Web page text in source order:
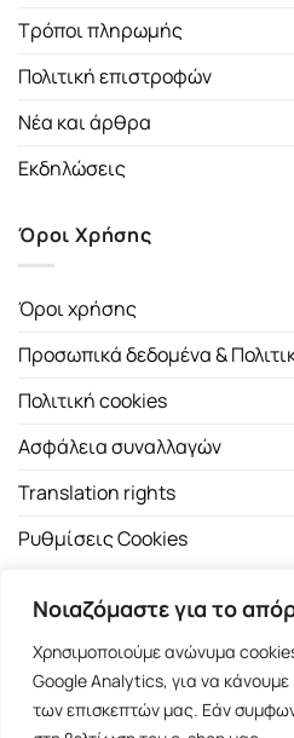
Νοιαζόμαστε για το
Χρησιμοποιούμε ανώνυμα
Google Analytics, για να κάνουμε
των επισκεπτών μας. Εάν
Τρόποι πληρωμής
Πολιτική επιστροφών
Νέα και άρθρα
Εκδηλώσεις
Όροι Χρήσης
Όροι χρήσης
Προσωπικά δεδομένα &
Πολιτική cookies
Ασφάλεια συναλλαγών
Translation rights
Ρυθμίσεις Cookies
Copyright 2026 ©Εκδοτικός